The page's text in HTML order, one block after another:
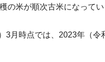
の米が順次古米になってい
3月時点では、2023年（令